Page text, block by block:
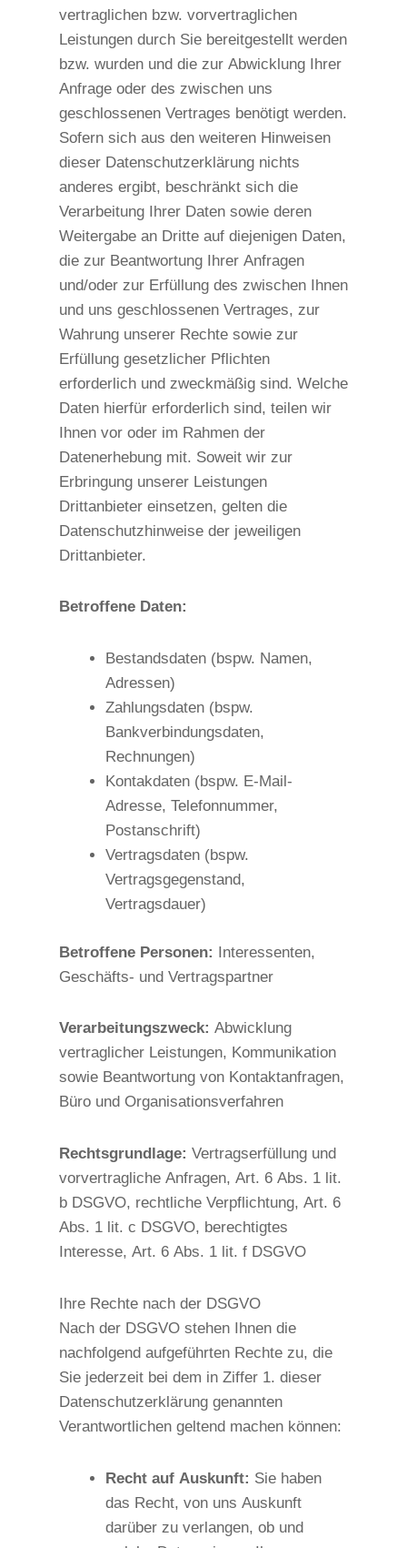
vertraglichen bzw. vorvertraglichen
Leistungen durch Sie bereitgestellt werden
bzw. wurden und die zur Abwicklung Ihrer
Anfrage oder des zwischen uns
geschlossenen Vertrages benötigt werden.
Sofern sich aus den weiteren Hinweisen
dieser Datenschutzerklärung nichts
anderes ergibt, beschränkt sich die
Verarbeitung Ihrer Daten sowie deren
Weitergabe an Dritte auf diejenigen Daten,
die zur Beantwortung Ihrer Anfragen
und/oder zur Erfüllung des zwischen Ihnen
und uns geschlossenen Vertrages, zur
Wahrung unserer Rechte sowie zur
Erfüllung gesetzlicher Pflichten
erforderlich und zweckmäßig sind. Welche
Daten hierfür erforderlich sind, teilen wir
Ihnen vor oder im Rahmen der
Datenerhebung mit. Soweit wir zur
Erbringung unserer Leistungen
Drittanbieter einsetzen, gelten die
Datenschutzhinweise der jeweiligen
Drittanbieter.
Betroffene Daten:
Bestandsdaten (bspw. Namen,
Adressen)
Zahlungsdaten (bspw.
Bankverbindungsdaten,
Rechnungen)
Kontakdaten (bspw. E-Mail-
Adresse, Telefonnummer,
Postanschrift)
Vertragsdaten (bspw.
Vertragsgegenstand,
Vertragsdauer)
Betroffene Personen: Interessenten,
Geschäfts- und Vertragspartner
Verarbeitungszweck: Abwicklung
vertraglicher Leistungen, Kommunikation
sowie Beantwortung von Kontaktanfragen,
Büro und Organisationsverfahren
Rechtsgrundlage: Vertragserfüllung und
vorvertragliche Anfragen, Art. 6 Abs. 1 lit.
b DSGVO, rechtliche Verpflichtung, Art. 6
Abs. 1 lit. c DSGVO, berechtigtes
Interesse, Art. 6 Abs. 1 lit. f DSGVO
Ihre Rechte nach der DSGVO
Nach der DSGVO stehen Ihnen die
nachfolgend aufgeführten Rechte zu, die
Sie jederzeit bei dem in Ziffer 1. dieser
Datenschutzerklärung genannten
Verantwortlichen geltend machen können:
Recht auf Auskunft: Sie haben
das Recht, von uns Auskunft
darüber zu verlangen, ob und